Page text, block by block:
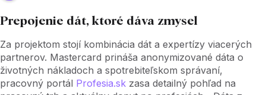
Prepojenie dát, ktoré dáva zmysel
Za projektom stojí kombinácia dát a expertízy viacerých
partnerov. Mastercard prináša anonymizované dáta o
životných nákladoch a spotrebiteľskom správaní,
pracovný portál Profesia.sk zasa detailný pohľad na